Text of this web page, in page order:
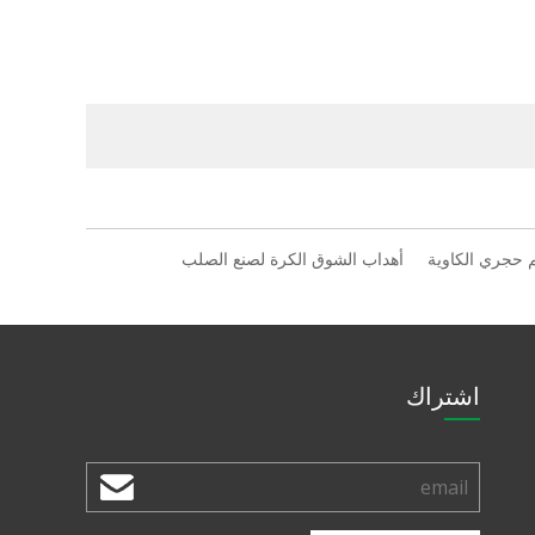
حجري الكاوية أهداب الشوق الكرة لصنع الصلب
اشتراك